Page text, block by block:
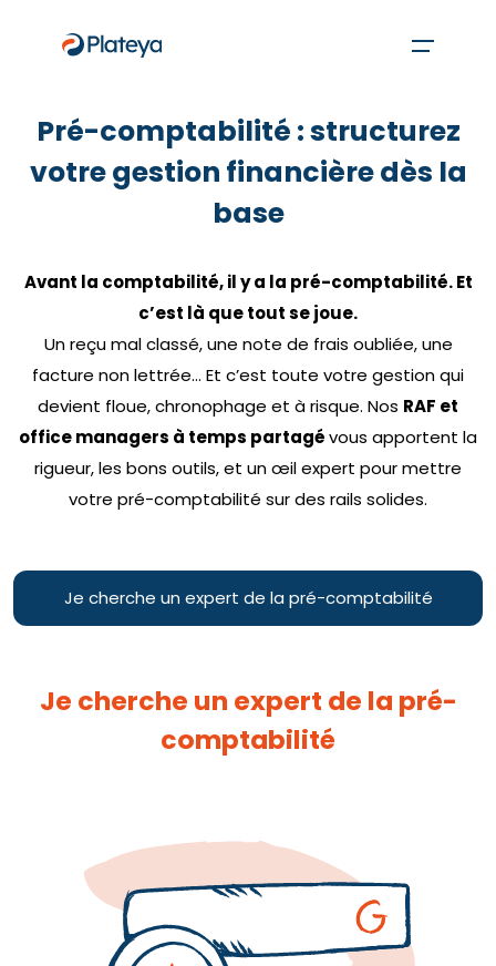
Pré-comptabilité : structurez
votre gestion financière dès la
base
Avant la comptabilité, il y a la pré-comptabilité. Et
c’est là que tout se joue.
Un reçu mal classé, une note de frais oubliée, une
facture non lettrée… Et c’est toute votre gestion qui
devient floue, chronophage et à risque. Nos RAF et
office managers à temps partagévous apportent la
rigueur, les bons outils, et un œil expert pour mettre
votre pré-comptabilité sur des rails solides.
Je cherche un expert de la pré-comptabilité
Je cherche un expert de la pré-
comptabilité